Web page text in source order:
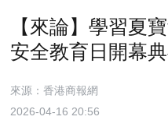
【來論】學習夏
安全教育日開幕
來源：香港商報網
2026-04-16 20:56